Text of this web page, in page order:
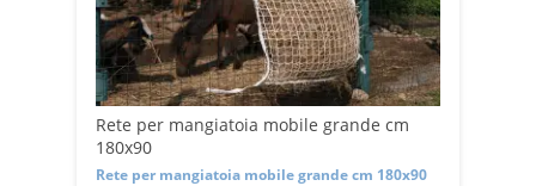
Rete per mangiatoia mobile grande cm
180x90
Rete per mangiatoia mobile grande cm 180x90